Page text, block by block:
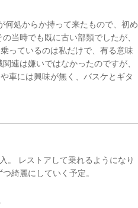
何処からか持って来たもので、初め
当時でも既に古い部類でしたが、
っているのは私だけで、有る意味
連は嫌いではなかったのですが、
車には興味が無く、バスケとギタ
。 レストアして乗れるようになり
綺麗にしていく予定。